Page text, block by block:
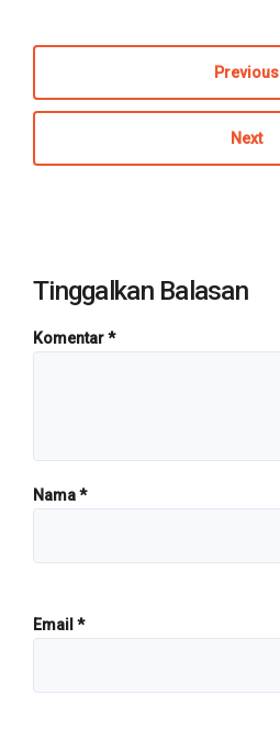
Previous
Next
Tinggalkan Balasan
Komentar*
Nama*
Email *